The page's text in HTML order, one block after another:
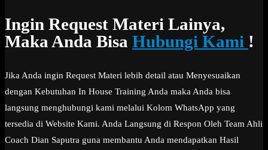
Ingin Request Materi Lainya,
Maka Anda Bisa Hubungi Kami !
Jika Anda ingin Request Materi lebih detail atau Menyesuaikan
dengan Kebutuhan In House Training Anda maka Anda bisa
langsung menghubungi kami melalui Kolom WhatsApp yang
tersedia di Website Kami. Anda Langsung di Respon Oleh Team Ahli
Coach Dian Saputra guna membantu Anda mendapatkan Hasil